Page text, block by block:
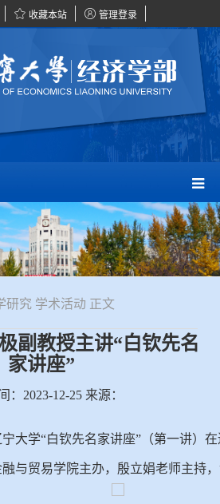
收藏本站 管理登录
研究 学术活动 正文
副教授主讲“白钦先名
家讲座”
：2023-12-25 来源：
宁大学“白钦先名家讲座”（第一讲）
与贸易学院主办，殷立娟老师主持